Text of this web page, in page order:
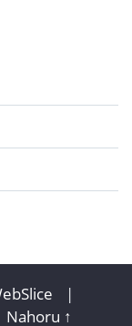
|
Nahoru ↑